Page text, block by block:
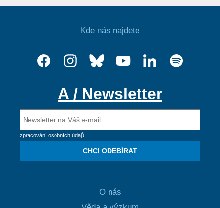
Kde nás najdete
A / Newsletter
zpracování osobních údajů
CHCI ODEBÍRAT
O nás